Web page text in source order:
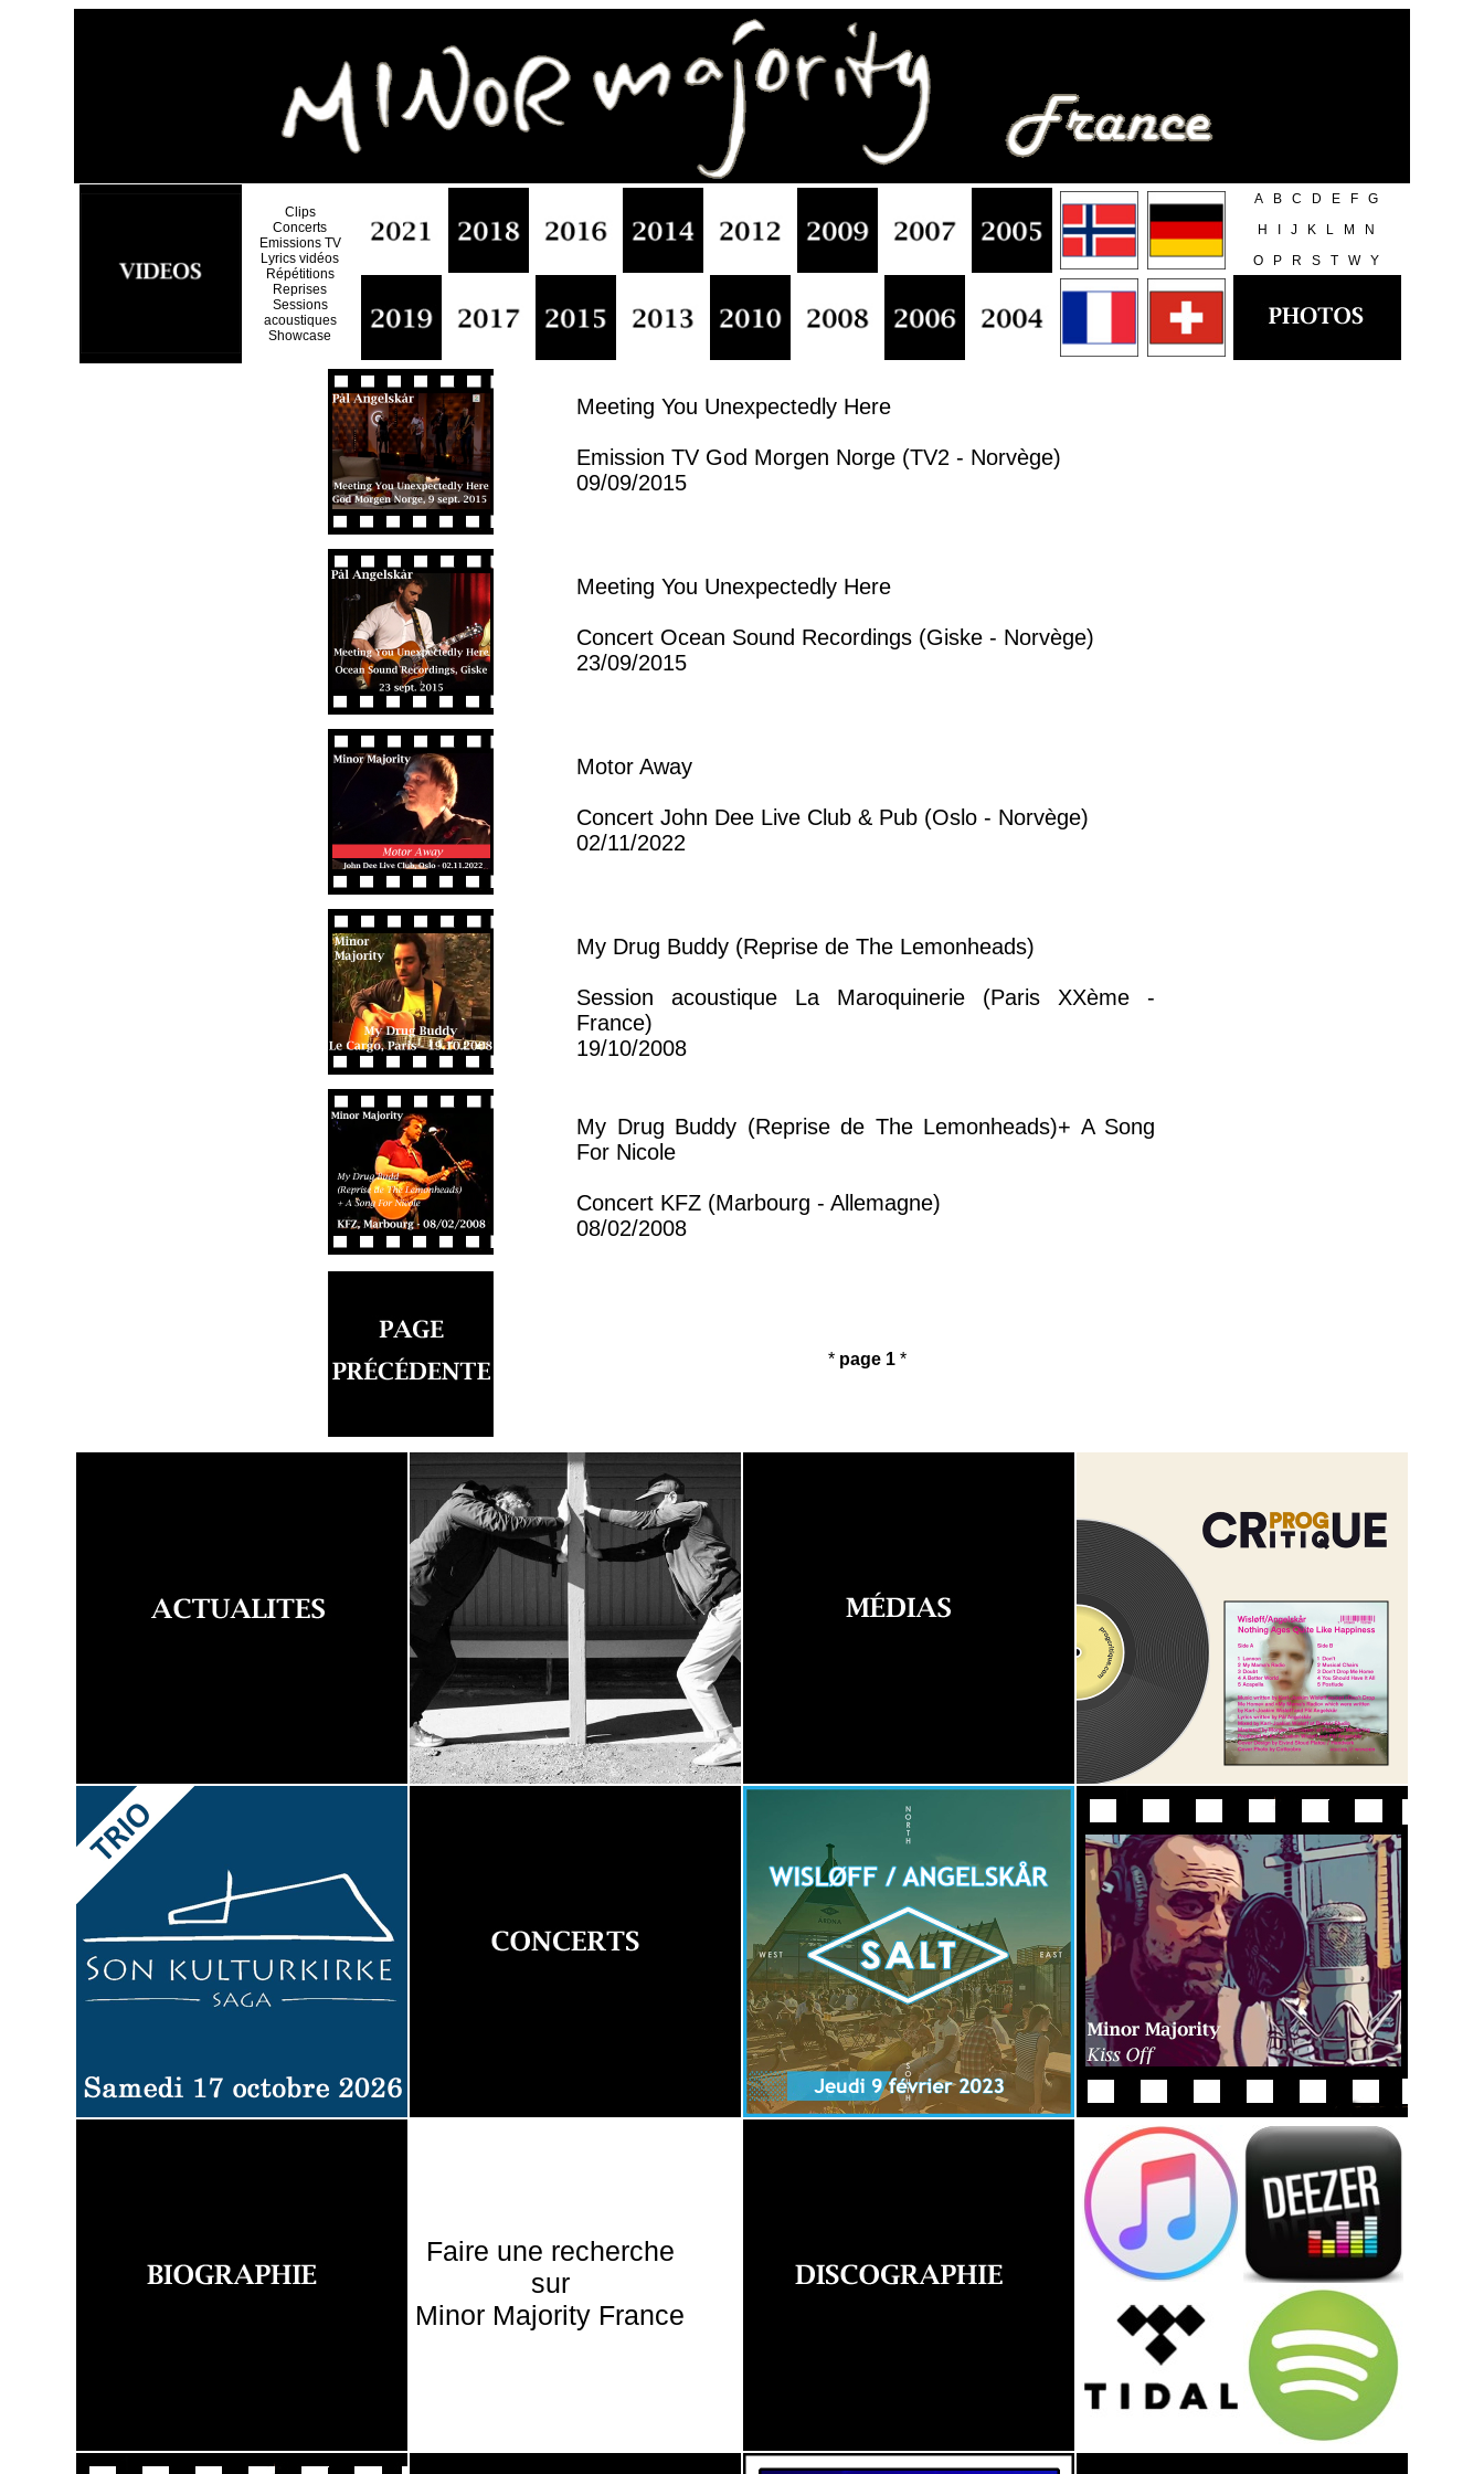
Clips
Concerts
Emissions TV
Lyrics vidéos
Répétitions
Reprises
Sessions
acoustiques
Showcase
A B C D E F
G
H
J K L M
N
O
P R S T W Y
Meeting You Unexpectedly Here
Emission TV God Morgen Norge (TV2 - Norvège)
09/09/2015
Meeting You Unexpectedly Here
Concert Ocean Sound Recordings (Giske - Norvège)
23/09/2015
Motor Away
Concert John Dee Live Club & Pub (Oslo - Norvège)
02/11/2022
My Drug Buddy (Reprise de The Lemonheads)
Session acoustique La Maroquinerie (Paris XXème -
France)
19/10/2008
My Drug Buddy (Reprise de The Lemonheads)+ A Song
For Nicole
Concert KFZ (Marbourg - Allemagne)
08/02/2008
* page 1 *
Faire une recherche
sur
Minor Majority France